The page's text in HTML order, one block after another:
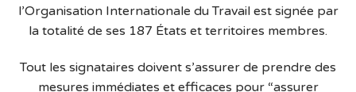
l’Organisation Internationale du Travail est signée par
la totalité de ses 187 États et territoires membres.
Tout les signataires doivent s’assurer de prendre des
mesures immédiates et efficaces pour “assurer